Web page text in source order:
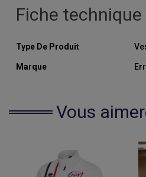
Fiche technique
Type De Produit
Marque
Vous